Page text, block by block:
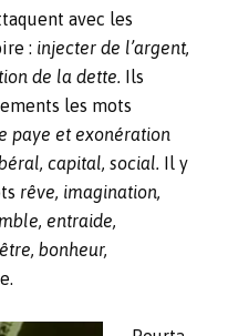
avec les
: injecter de l’argent,
de la dette. Ils
les mots
paye et exonération
capital, social. Il y
rêve, imagination,
entraide,
bonheur,